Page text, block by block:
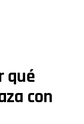
qué
con